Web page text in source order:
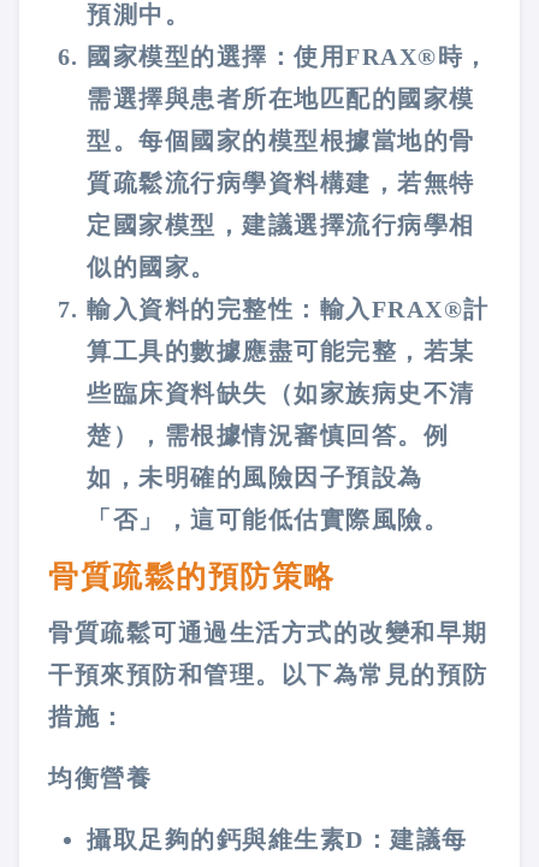
預測中​。
國家模型的選擇：使用FRAX®時，
需選擇與患者所在地匹配的國家模
型。每個國家的模型根據當地的骨
質疏鬆流行病學資料構建，若無特
定國家模型，建議選擇流行病學相
似的國家​。
輸入資料的完整性：輸入FRAX®計
算工具的數據應盡可能完整，若某
些臨床資料缺失（如家族病史不清
楚），需根據情況審慎回答。例
如，未明確的風險因子預設為
「否」，這可能低估實際風險​。
骨質疏鬆的預防策略
骨質疏鬆可通過生活方式的改變和早期
干預來預防和管理。以下為常見的預防
措施：
均衡營養
攝取足夠的鈣與維生素D：建議每